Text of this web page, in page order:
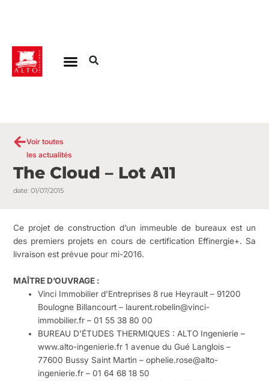
Voir toutes
les actualités
The Cloud – Lot A11
date: 01/07/2015
Ce projet de construction d’un immeuble de bureaux est un
des premiers projets en cours de certification Effinergie+. Sa
livraison est prévue pour mi-2016.
MAÎTRE D’OUVRAGE :
Vinci Immobilier d’Entreprises 8 rue Heyrault – 91200
Boulogne Billancourt – laurent.robelin@vinci-
immobilier.fr – 01 55 38 80 00
BUREAU D’ÉTUDES THERMIQUES : ALTO Ingenierie –
www.alto-ingenierie.fr 1 avenue du Gué Langlois –
77600 Bussy Saint Martin – ophelie.rose@alto-
ingenierie.fr – 01 64 68 18 50